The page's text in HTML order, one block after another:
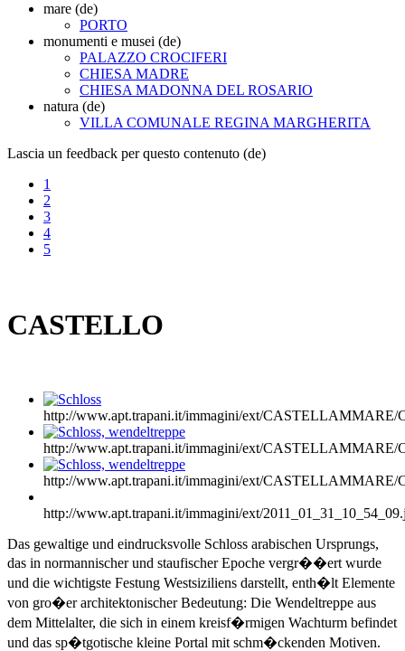
mare (de)
PORTO
monumenti e musei (de)
PALAZZO CROCIFERI
CHIESA MADRE
CHIESA MADONNA DEL ROSARIO
natura (de)
VILLA COMUNALE REGINA MARGHERITA
Lascia un feedback per questo contenuto (de)
1
2
3
4
5
CASTELLO
http://www.apt.trapani.it/immagini/ext/
http://www.apt.trapani.it/immagini/ext/
http://www.apt.trapani.it/immagini/ext/
http://www.apt.trapani.it/immagini/ext/
Das gewaltige und eindrucksvolle Schloss arabischen Ursprungs,
das in normannischer und staufischer Epoche vergr��ert wurde
und die wichtigste Festung Westsiziliens darstellt, enth�lt Elemente
von gro�er architektonischer Bedeutung: Die Wendeltreppe aus
dem Mittelalter, die sich in einem kreisf�rmigen Wachturm befindet
und das sp�tgotische kleine Portal mit schm�ckenden Motiven.